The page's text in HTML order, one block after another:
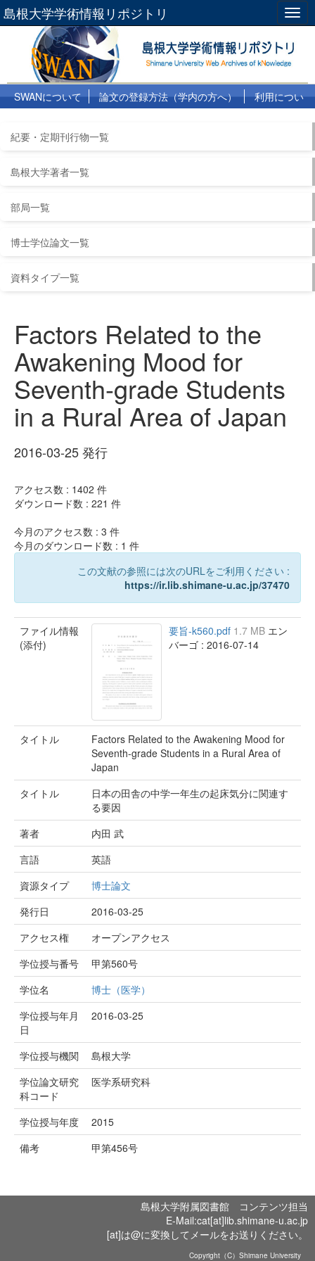
島根大学学術情報リポジトリ
SWANについて 論文の登録方法（学内の方へ）
利用につい
紀要・定期刊行物一覧
島根大学著者一覧
部局一覧
博士学位論文一覧
資料タイプ一覧
Factors Related to the
Awakening Mood for
Seventh-grade Students
in a Rural Area of Japan
2016-03-25 発行
アクセス数 : 1402 件
ダウンロード数 : 221 件
今月のアクセス数 : 3 件
今月のダウンロード数 : 1 件
この文献の参照には次のURLをご利用ください :
https://ir.lib.shimane-u.ac.jp/37470
ファイル情報
(添付)
要旨-k560.pdf 1.7 MB エン
バーゴ : 2016-07-14
タイトル
Factors Related to the Awakening Mood for
Seventh-grade Students in a Rural Area of
Japan
タイトル
日本の田舎の中学一年生の起床気分に関連す
る要因
著者
内田 武
言語
英語
資源タイプ
博士論文
発行日
2016-03-25
アクセス権
オープンアクセス
学位授与番号
甲第560号
学位名
博士（医学）
学位授与年月
日
2016-03-25
学位授与機関
島根大学
学位論文研究
科コード
医学系研究科
学位授与年度
2015
備考
甲第456号
島根大学附属図書館 コンテンツ担当
E-Mail:cat[at]lib.shimane-u.ac.jp
[at]は@に変換してメールをお送りください。
Copyright（C）Shimane University